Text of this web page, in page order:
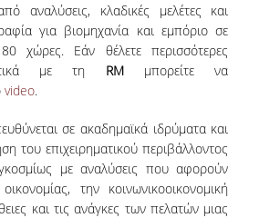
ΨΗΦΙΑΚΕΣ ΠΗΓΕΣ
ΚΕΝΤΡΑ ΤΕΚΜΗΡΙΩΣΗΣ
ΟΟΣΑ
Π.Ο.Τ
ΥΠΗΡΕΣΙΕΣ
αναλύσεις, κλαδικές μελέτες και
για βιομηχανία και εμπόριο σε
χώρες. Εάν θέλετε περισσότερες
με τη RMμπορείτε να
video.
σε ακαδημαϊκά ιδρύματα και
του επιχειρηματικού περιβάλλοντος
με αναλύσεις που αφορούν
την κοινωνικοοικονομική
και τις ανάγκες των πελατών μιας